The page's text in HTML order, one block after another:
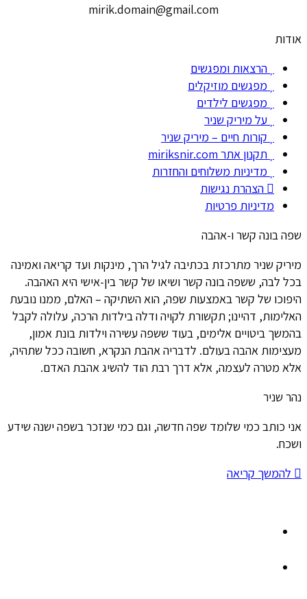
mirik.domain@gmail.com
אודות
הרצאות ומפגשים
מפגשים מוזיקלים
מפגשים לילדים
על מיריק שניר
קורות חיים – מיריק שניר
תקנון אתר miriksnir.com
מדיניות משלוחים והחזרות
הצהרת נגישות
מדיניות פרטיות
שפה בונה קשר ו-אהבה
מיריק שניר מתרכזת בכתיבה לגיל הרך, מינקות ועד קריאה ואמינה
בכל לבה, ששפה בונה קשר ושיאו של קשר בין-אישי היא האהבה.
היפוכו של קשר באמצעות שפה, הוא השתיקה – האלם, ממנו נובעת
האלימות, דהיינו; תקשורת לקויה ודלה בילדות הרכה, עלולה לקבל
בהמשך ביטויים אלימים, בעוד ששפה עשירה וילדות בונת אמון,
מעצימות אהבה בעולם. לדבריה אהבת הנקרא, חשובה ככל שתהיה,
אלא מטרה לעצמה, אלא דרך רבת הוד להשיג אהבת האדם.
נהר שניר
אני כותב כמי שלומד שפה חדשה, וגם כמי שנזכר בשפה ישנה שידע
ושכח.
להמשך קריאה